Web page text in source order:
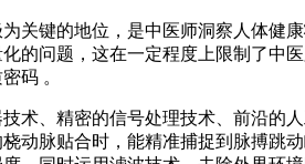
关键的地位，是中医师洞察人体健
的问题，这在一定程度上限制了中
码 。
术、精密的信号处理技术、前沿的
动脉贴合时，能精准捕捉到脉搏跳